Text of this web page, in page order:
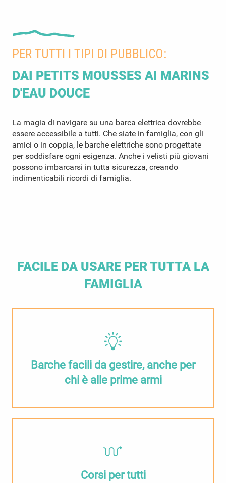
PER TUTTI I TIPI DI PUBBLICO:
DAI PETITS MOUSSES AI MARINS
D'EAU DOUCE
La magia di navigare su una barca elettrica dovrebbe
essere accessibile a tutti. Che siate in famiglia, con gli
amici o in coppia, le barche elettriche sono progettate
per soddisfare ogni esigenza. Anche i velisti più giovani
possono imbarcarsi in tutta sicurezza, creando
indimenticabili ricordi di famiglia.
FACILE DA USARE PER TUTTA LA
FAMIGLIA
Barche facili da gestire, anche per
chi è alle prime armi
Corsi per tutti